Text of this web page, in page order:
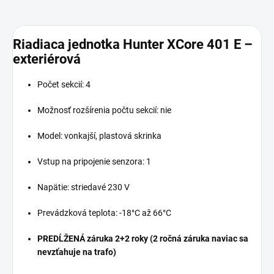
Riadiaca jednotka Hunter XCore 401 E –
exteriérová
Počet sekcií: 4
Možnosť rozšírenia počtu sekcií: nie
Model: vonkajší, plastová skrinka
Vstup na pripojenie senzora: 1
Napätie: striedavé 230 V
Prevádzková teplota: -18°C až 66°C
PREDĹŽENÁ záruka 2+2 roky (2 ročná záruka naviac sa
nevzťahuje na trafo)